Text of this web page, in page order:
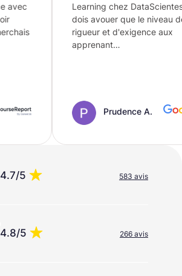
Learning chez DataScientest. je
dois avouer que le niveau de
rigueur et d'exigence aux
Prudence A.
4.7/5 583 avis
4.8/5 266 avis